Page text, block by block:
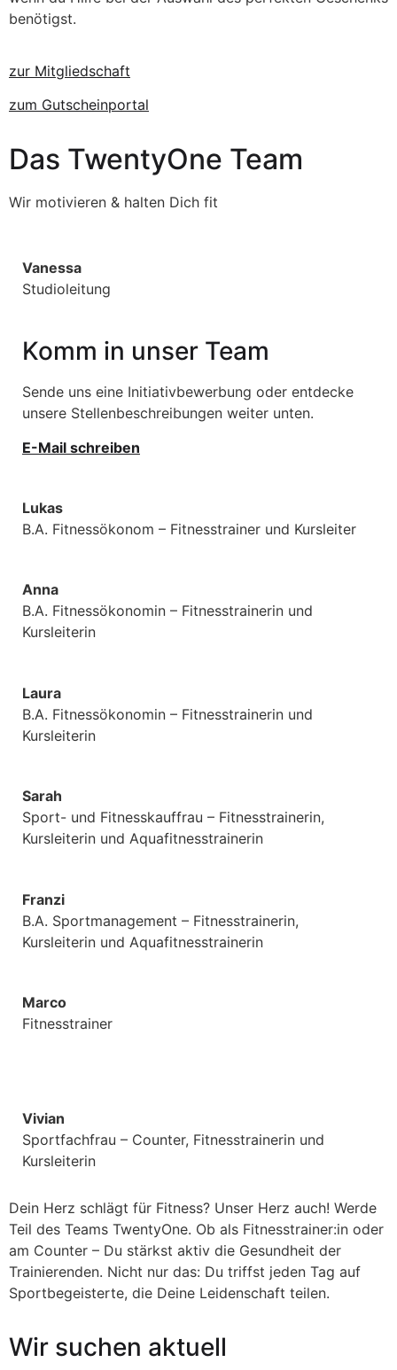
benötigst.
zur Mitgliedschaft
zum Gutscheinportal
Das TwentyOne Team
Wir motivieren & halten Dich fit
Vanessa
Studioleitung
Komm in unser Team
Sende uns eine Initiativbewerbung oder entdecke
unsere Stellenbeschreibungen weiter unten.
E-Mail schreiben
Lukas
B.A. Fitnessökonom – Fitnesstrainer und Kursleiter
Anna
B.A. Fitnessökonomin – Fitnesstrainerin und
Kursleiterin
Laura
B.A. Fitnessökonomin – Fitnesstrainerin und
Kursleiterin
Sarah
Sport- und Fitnesskauffrau – Fitnesstrainerin,
Kursleiterin und Aquafitnesstrainerin
Franzi
B.A. Sportmanagement – Fitnesstrainerin,
Kursleiterin und Aquafitnesstrainerin
Marco
Fitnesstrainer
Vivian
Sportfachfrau – Counter, Fitnesstrainerin und
Kursleiterin
Dein Herz schlägt für Fitness? Unser Herz auch! Werde
Teil des Teams TwentyOne. Ob als Fitnesstrainer:in oder
am Counter – Du stärkst aktiv die Gesundheit der
Trainierenden. Nicht nur das: Du triffst jeden Tag auf
Sportbegeisterte, die Deine Leidenschaft teilen.
Wir suchen aktuell